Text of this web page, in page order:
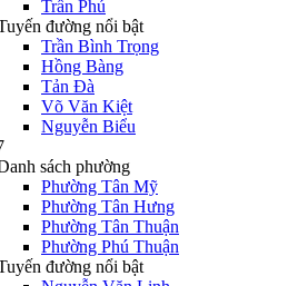
Trần Phú
đường nổi bật
Trần Bình Trọng
Hồng Bàng
Tản Đà
Võ Văn Kiệt
Nguyễn Biểu
sách phường
Phường Tân Mỹ
Phường Tân Hưng
Phường Tân Thuận
Phường Phú Thuận
đường nổi bật